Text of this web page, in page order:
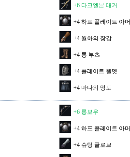
+6 다크엘븐 대거
+4 하프 플레이트 아머
+4 월하의 장갑
+4 롱 부츠
+4 플레이트 헬멧
+4 마나의 망토
+6 롱보우
+4 하프 플레이트 아머
+4 슈팅 글로브